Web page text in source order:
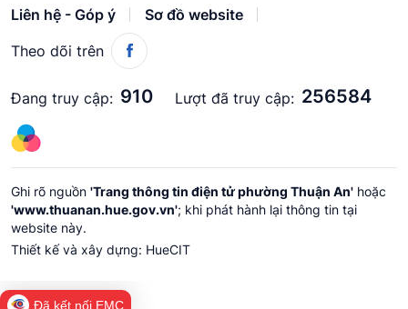
Liên hệ - Góp ý
Sơ đồ website
Theo dõi trên
Đang truy cập: 910 Lượt đã truy cập: 256584
Ghi rõ nguồn 'Trang thông tin điện tử phường Thuận An' hoặc
'www.thuanan.hue.gov.vn'; khi phát hành lại thông tin tại
website này.
Thiết kế và xây dựng: HueCIT
Đã kết nối EMC